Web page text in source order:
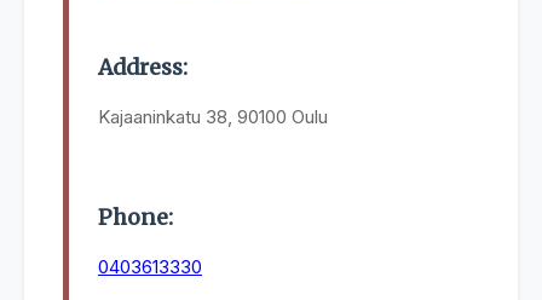
Address:
Kajaaninkatu 38, 90100 Oulu
Phone:
0403613330